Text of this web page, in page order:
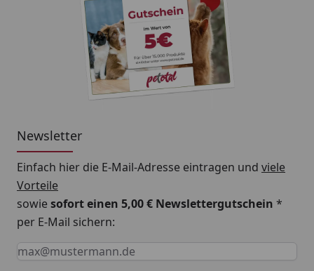
Newsletter
Einfach hier die E-Mail-Adresse eintragen und viele
Vorteile
sowiesofort einen 5,00 € Newslettergutschein *
per E-Mail sichern:
Keine Eingabe erforderlich
Eingabe erforderlich
E-Mail *